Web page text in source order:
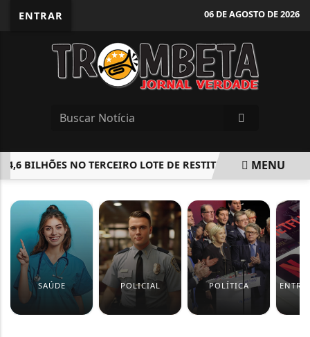
ENTRAR 06 DE AGOSTO DE 2026
BILHÕES NO TERCEIRO LOTE DE RESTITUIÇÃO DO IRMENU
SAÚDE POLICIAL POLÍTICA